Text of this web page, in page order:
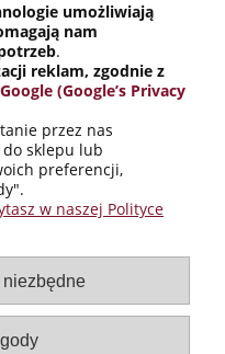
zł
zł
umożliwiają
nam
.
reklam, zgodnie z
(Google’s Privacy
przez nas
sklepu lub
preferencji,
w naszej Polityce